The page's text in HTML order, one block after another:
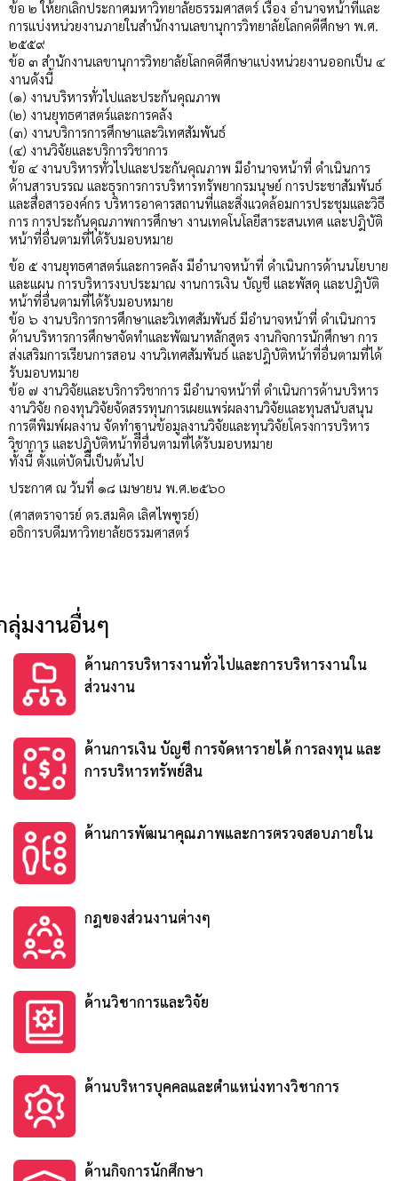
ข้อ ๒ ให้ยกเลิกประกาศมหาวิทยาลัยธรรมศาสตร์ เรื่อง อำนาจหน้าที่และ
การแบ่งหน่วยงานภายในสำนักงานเลขานุการวิทยาลัยโลกคดีศึกษา พ.ศ.
๒๕๕๙
ข้อ ๓ สำนักงานเลขานุการวิทยาลัยโลกคดีศึกษาแบ่งหน่วยงานออกเป็น ๔
งานดังนี้
(๑) งานบริหารทั่วไปและประกันคุณภาพ
(๒) งานยุทธศาสตร์และการคลัง
(๓) งานบริการการศึกษาและวิเทศสัมพันธ์
(๔) งานวิจัยและบริการวิชาการ
ข้อ ๔ งานบริหารทั่วไปและประกันคุณภาพ มีอำนาจหน้าที่ ดำเนินการ
ด้านสารบรรณ และธุรการการบริหารทรัพยากรมนุษย์ การประชาสัมพันธ์
และสื่อสารองค์กร บริหารอาคารสถานที่และสิ่งแวดล้อมการประชุมและวิธี
การ การประกันคุณภาพการศึกษา งานเทคโนโลยีสาระสนเทศ และปฎิบัติ
หน้าที่อื่นตามที่ได้รับมอบหมาย
ข้อ ๕ งานยุทธศาสตร์และการคลัง มีอำนาจหน้าที่ ดำเนินการด้านนโยบาย
และแผน การบริหารงบประมาณ งานการเงิน บัญชี และพัสดุ และปฎิบัติ
หน้าที่อื่นตามที่ได้รับมอบหมาย
ข้อ ๖ งานบริการการศึกษาและวิเทศสัมพันธ์ มีอำนาจหน้าที่ ดำเนินการ
ด้านบริหารการศึกษาจัดทำและพัฒนาหลักสูตร งานกิจการนักศึกษา การ
ส่งเสริมการเรียนการสอน งานวิเทศสัมพันธ์ และปฎิบัติหน้าที่อื่นตามที่ได้
รับมอบหมาย
ข้อ ๗ งานวิจัยและบริการวิชาการ มีอำนาจหน้าที่ ดำเนินการด้านบริหาร
งานวิจัย กองทุนวิจัยจัดสรรทุนการเผยแพร่ผลงานวิจัยและทุนสนับสนุน
การตีพิมพ์ผลงาน จัดทำฐานข้อมูลงานวิจัยและทุนวิจัยโครงการบริหาร
วิชาการ และปฎิบัติหน้าที่อื่นตามที่ได้รับมอบหมาย
ทั้งนี้ ตั้งแต่บัดนี้เป็นต้นไป
ประกาศ ณ วันที่ ๑๘ เมษายน พ.ศ.๒๕๖o
(ศาสตราจารย์ ดร.สมคิด เลิศไพฑูรย์)
อธิการบดีมหาวิทยาลัยธรรมศาสตร์
ลุ่มงานอื่นๆ
ด้านการบริหารงานทั่วไปและการบริหารงานใน
ส่วนงาน
ด้านการเงิน บัญชี การจัดหารายได้ การลงทุน และ
การบริหารทรัพย์สิน
ด้านการพัฒนาคุณภาพและการตรวจสอบภายใน
กฎของส่วนงานต่างๆ
ด้านวิชาการและวิจัย
ด้านบริหารบุคคลและตำแหน่งทางวิชาการ
ด้านกิจการนักศึกษา